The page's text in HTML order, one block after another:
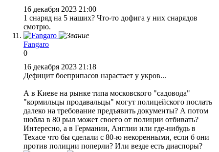
16 декабря 2023 21:00
1 снаряд на 5 наших? Что-то дофига у них снарядов
смотрю.
Fangaro
0
16 декабря 2023 21:18
Дефицит боеприпасов нарастает у укров...
А в Киеве на рынке типа московского "садовода"
"кормильцы продавальцы" могут полицейского послать
далеко на требование предъявить документы? А потом
шобла в 80 рыл может своего от полиции отбивать?
Интересно, а в Германии, Англии или где-нибудь в
Техасе что бы сделали с 80-ю некоренными, если б они
против полиции поперли? Или везде есть диаспоры?